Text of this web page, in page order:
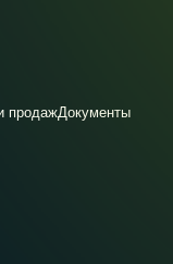
продажДокументы